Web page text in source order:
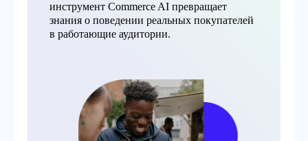
инструмент Commerce AI превращает
знания о поведении реальных покупателей
в работающие аудитории.